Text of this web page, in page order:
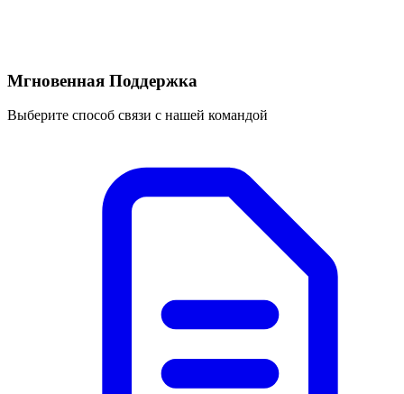
Мгновенная Поддержка
Выберите способ связи с нашей командой